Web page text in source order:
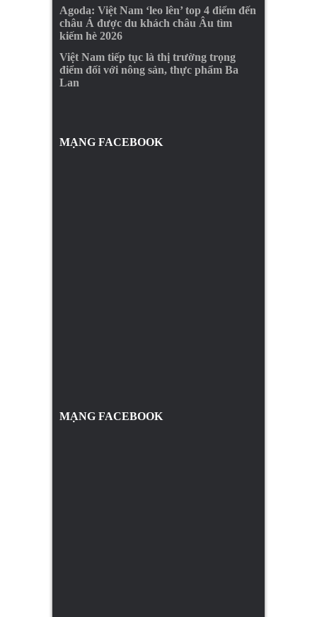
Agoda: Việt Nam ‘leo lên’ top 4 điểm đến
châu Á được du khách châu Âu tìm
kiếm hè 2026
Việt Nam tiếp tục là thị trường trọng
điểm đối với nông sản, thực phẩm Ba
Lan
MẠNG FACEBOOK
MẠNG FACEBOOK